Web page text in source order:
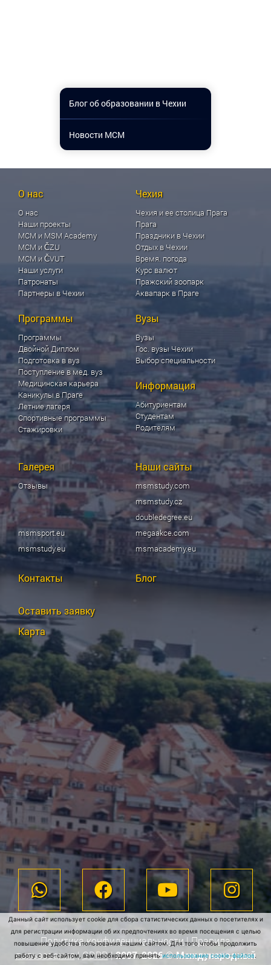
Блог об образовании в Чехии
Новости МСМ
О нас
О нас
Наши проекты
МСМ и MSM Academy
МСМ и ČZU
МСМ и ČVUT
Наши услуги
Патронаты
Партнеры в Чехии
Чехия
Чехия и ее столица Прага
Прага
Праздники в Чехии
Отдых в Чехии
Время. погода
Курс валют
Пражский зоопарк
Аквапарк в Праге
Программы
Программы
Двойной Диплом
Подготовка в вуз
Поступление в мед. вуз
Медицинская карьера
Каникулы в Праге
Летние лагеря
Спортивные программы
Стажировки
Вузы
Вузы
Гос. вузы Чехии
Выбор специальности
Информация
Абитуриентам
Студентам
Родителям
Галерея
Отзывы
Наши сайты
msmstudy.com
msmstudy.cz
doubledegree.eu
msmsport.eu
msmstudy.eu
megaakce.com
msmacademy.eu
Контакты Блог
Оставить заявку
Карта
Политика конфиденциальности|Правила
пользования|GDPR|2007-2026 © Международный
Данный сайт использует cookie для сбора статистических данных о посетителях и
для регистрации информации об их предпочтениях во время посещения с целью
повышение удобства пользования нашим сайтом. Для того чтобы продолжить
работу с веб-сайтом, вам необходимо принятьиспользование cookie-файлов.